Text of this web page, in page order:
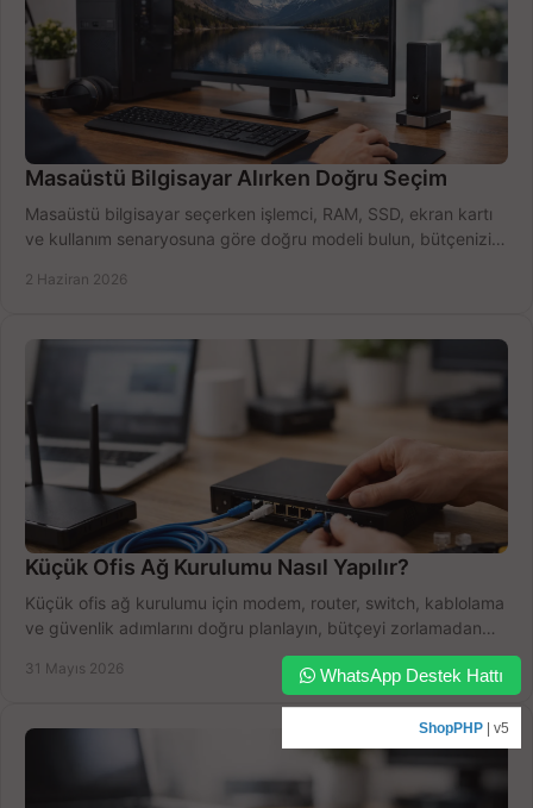
Masaüstü Bilgisayar Alırken Doğru Seçim
Masaüstü bilgisayar seçerken işlemci, RAM, SSD, ekran kartı
ve kullanım senaryosuna göre doğru modeli bulun, bütçenizi
2 Haziran 2026
Küçük Ofis Ağ Kurulumu Nasıl Yapılır?
Küçük ofis ağ kurulumu için modem, router, switch, kablolama
ve güvenlik adımlarını doğru planlayın, bütçeyi zorlamadan
31 Mayıs 2026 WhatsApp Destek Hattı
ShopPHP | v5